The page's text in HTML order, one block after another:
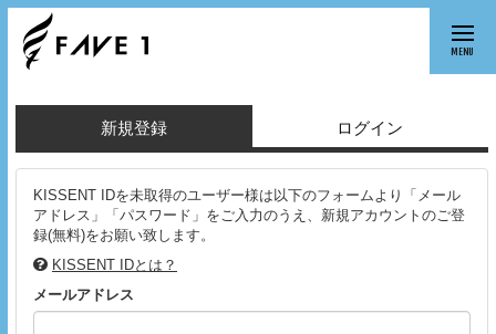
MENU
新規登録 ログイン
KISSENT IDを未取得のユーザー様は以下のフォームより「メール
アドレス」「パスワード」をご入力のうえ、新規アカウントのご登
録(無料)をお願い致します。
KISSENT IDとは？
メールアドレス